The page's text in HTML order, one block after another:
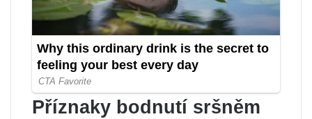
Příznaky bodnutí sršněm